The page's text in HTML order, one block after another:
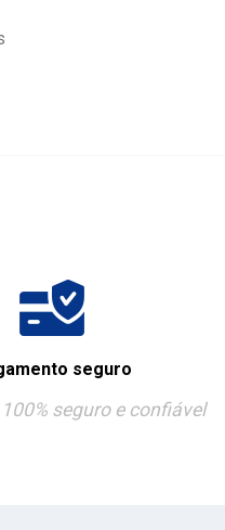
seguro
seguro e confiável